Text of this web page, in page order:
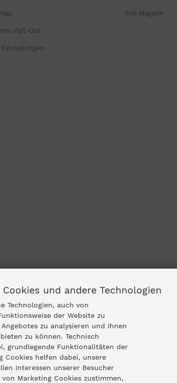
Opt-Out
Einstellungen
Grill Magazin
und andere Technologien
Technologien, auch von
der Website zu
zu analysieren und Ihnen
zu können. Technisch
grundlegende Funktionalitäten der
Cookies helfen dabei, unsere
Interessen unserer Besucher
Marketing Cookies zustimmen,